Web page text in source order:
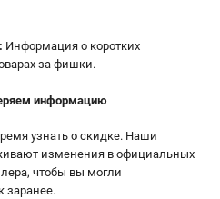
Информация о коротких
за фишки.
информацию
узнать о скидке. Наши
изменения в официальных
чтобы вы могли
заранее.